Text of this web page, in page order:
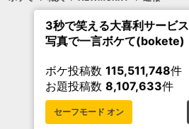
3秒で笑える大喜利サービス
写真で一言ボケて(bokete)
ボケ投稿数 115,511,748件
お題投稿数 8,107,633件
セーフモード オン